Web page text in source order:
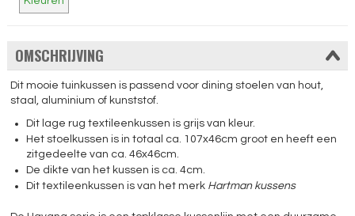
OMSCHRIJVING
Dit mooie tuinkussen is passend voor dining stoelen van hout,
staal, aluminium of kunststof.
Dit lage rug textileenkussen is grijs van kleur.
Het stoelkussen is in totaal ca. 107x46cm groot en heeft een
zitgedeelte van ca. 46x46cm.
De dikte van het kussen is ca. 4cm.
Dit textileenkussen is van het merk Hartman kussens